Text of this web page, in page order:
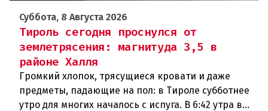
Суббота, 8 Августа 2026
Тироль сегодня проснулся от
землетрясения: магнитуда 3,5 в
районе Халля
Громкий хлопок, трясущиеся кровати и даже
предметы, падающие на пол: в Тироле субботнее
утро для многих началось с испуга. В 6:42 утра в